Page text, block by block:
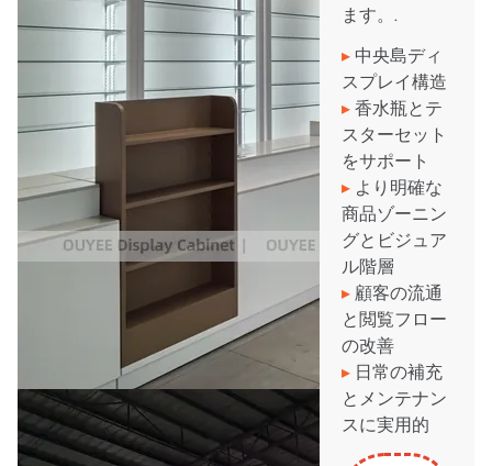
ます。.
▸ 中央島ディ
スプレイ構造
▸ 香水瓶とテ
スターセット
をサポート
▸ より明確な
商品ゾーニン
グとビジュア
ル階層
▸ 顧客の流通
と閲覧フロー
の改善
▸ 日常の補充
とメンテナン
スに実用的